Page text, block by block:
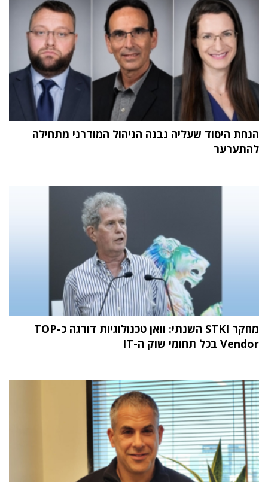
הנחת היסוד שעליה נבנה הניהול המודרני מתחילה
להתערער
מחקר STKI השנתי: וואן טכנולוגיות דורגה כ-TOP
Vendor בכל תחומי שוק ה-IT